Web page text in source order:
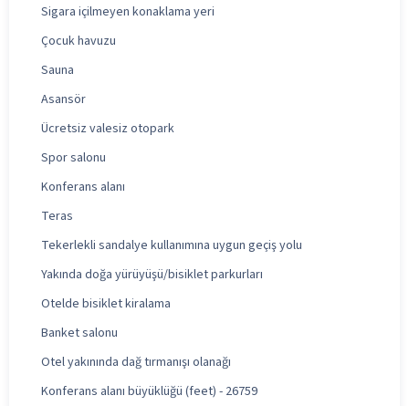
Sigara içilmeyen konaklama yeri
Çocuk havuzu
Sauna
Asansör
Ücretsiz valesiz otopark
Spor salonu
Konferans alanı
Teras
Tekerlekli sandalye kullanımına uygun geçiş yolu
Yakında doğa yürüyüşü/bisiklet parkurları
Otelde bisiklet kiralama
Banket salonu
Otel yakınında dağ tırmanışı olanağı
Konferans alanı büyüklüğü (feet) - 26759